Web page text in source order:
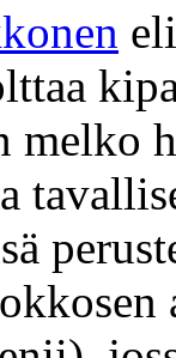
melko